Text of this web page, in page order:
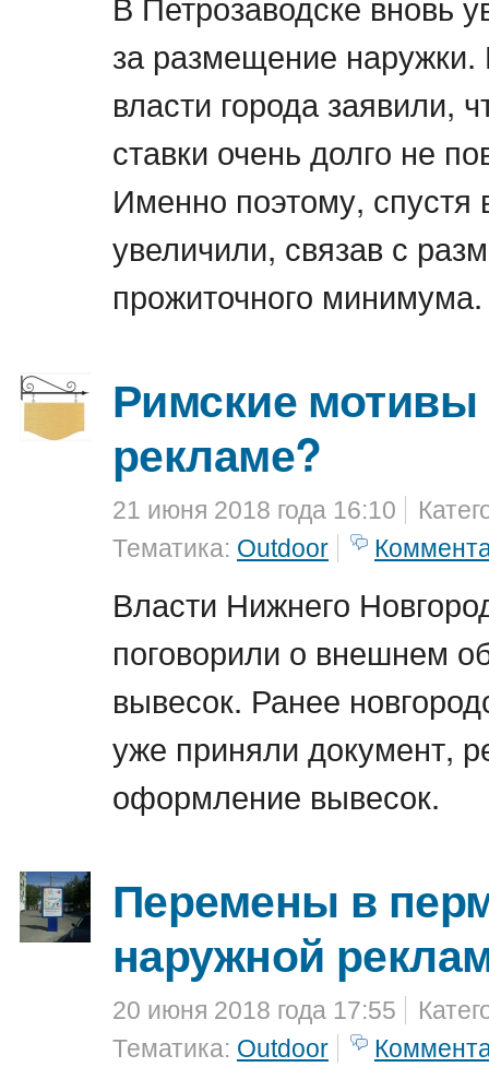
за размещение наружки.
власти города заявили,
ставки очень долго не
Именно поэтому, спустя
увеличили, связав с
прожиточного минимума.
Римские
рекламе?
21 июня 2018 года 16:10
Тематика: Outdoor
Власти Нижнего
поговорили о внешнем
вывесок. Ранее
уже приняли документ,
оформление вывесок.
Перемены в
наружной
20 июня 2018 года 17:55
Тематика: Outdoor